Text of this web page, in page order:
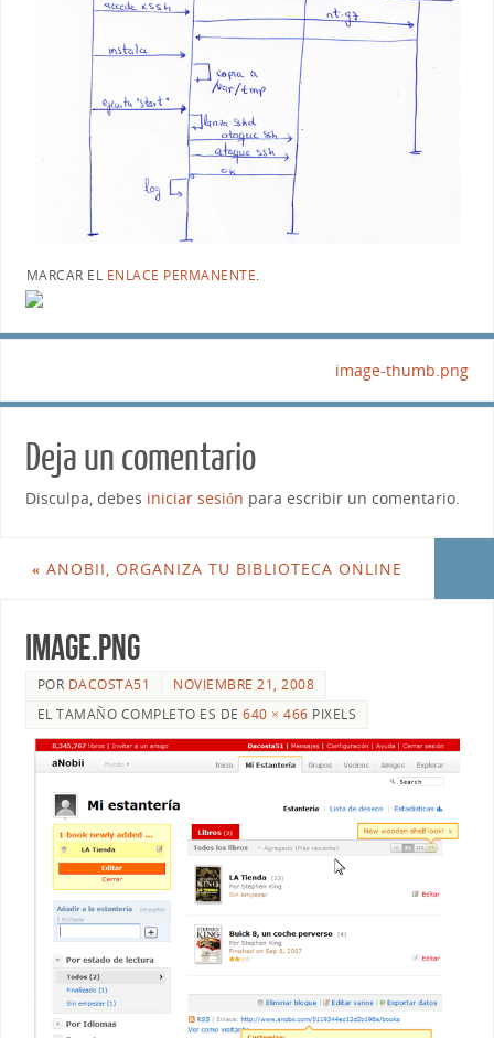
MARCAR EL ENLACE PERMANENTE.
image-thumb.png
Deja un comentario
Disculpa, debes iniciar sesión para escribir un comentario.
« ANOBII, ORGANIZA TU BIBLIOTECA ONLINE
image.png
POR DACOSTA51
NOVIEMBRE 21, 2008
EL TAMAÑO COMPLETO ES DE640 × 466 PIXELS